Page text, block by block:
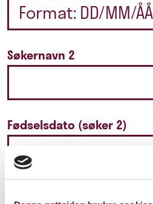
Søkernavn 2
Fødselsdato (søker 2)